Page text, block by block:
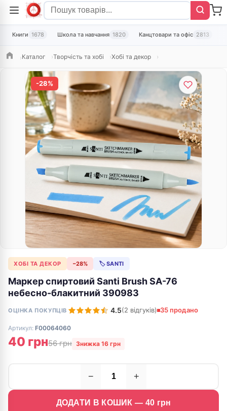
Книги 1678 Школа та навчання 1820 Канцтовари та офіс 2813
ГоловнаКаталог Творчість та хобі Хобі та декор
-28%
ХОБІ ТА ДЕКОР −28% 🏷 SANTI
Маркер спиртовий Santi Brush SA-76
небесно-блакитний 390983
ОЦІНКА ПОКУПЦІВ 4.5(2 відгуків) 35 продано
Артикул: F00064060
40 грн56 грн Знижка 16 грн
− +
ДОДАТИ В КОШИК — 40 грн